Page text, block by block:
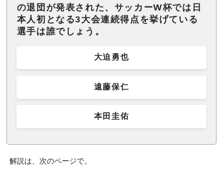
の退団が発表された、サッカーW杯では日
本人初となる3大会連続得点を挙げている
選手は誰でしょう。
大迫勇也
遠藤保仁
本田圭佑
解説は、次のページで。